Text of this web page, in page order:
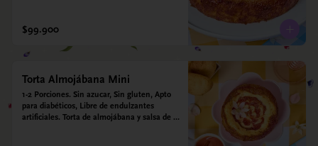
alulosa, leche deslactosada, leche de coco,
vainilla. Salsa de guayaba: Guayaba y
$99.900
Torta Almojábana Mini
1-2 Porciones. Sin azucar, Sin gluten, Apto
para diabéticos, Libre de endulzantes
artificiales. Torta de almojábana y salsa de